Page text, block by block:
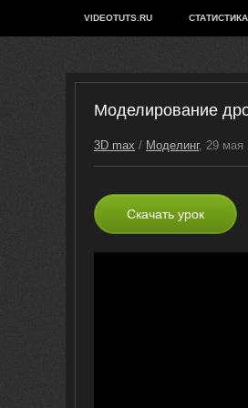
VIDEOTUTS.RU СТАТИСТИКА
Моделирование
3D max / Моделинг, 29 мая
Скачать урок